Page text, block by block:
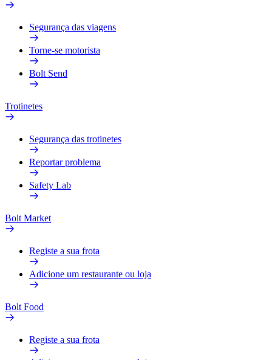
Segurança das viagens
Torne-se motorista
Bolt Send
Trotinetes
Segurança das trotinetes
Reportar problema
Safety Lab
Bolt Market
Registe a sua frota
Adicione um restaurante ou loja
Bolt Food
Registe a sua frota